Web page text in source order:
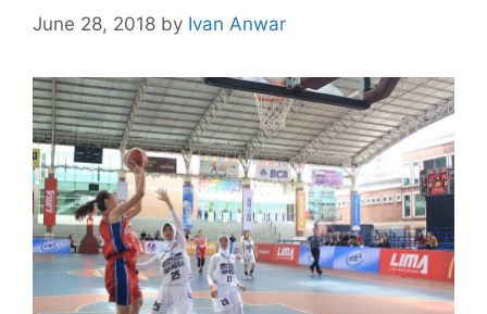
June 28, 2018 by Ivan Anwar